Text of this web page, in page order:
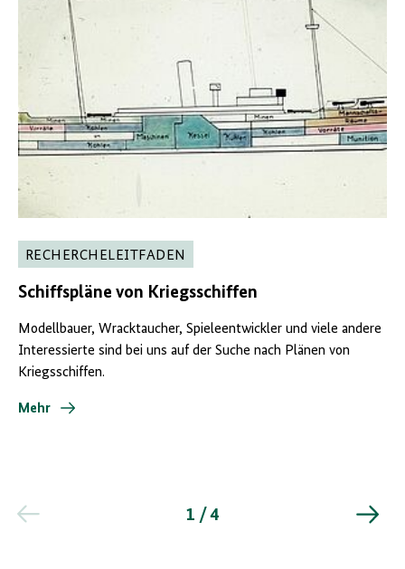
RECHERCHELEITFADEN
Schiffspläne von Kriegsschiffen
Modellbauer, Wracktaucher, Spieleentwickler und viele andere
Interessierte sind bei uns auf der Suche nach Plänen von
Kriegsschiffen.
Mehr
1 / 4